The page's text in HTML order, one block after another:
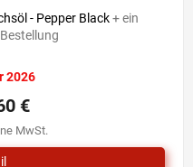
- Pepper Black+ ein
2026
MwSt.
€